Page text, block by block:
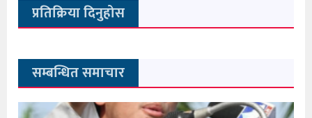
प्रतिक्रिया दिनुहोस
सम्बन्धित समाचार